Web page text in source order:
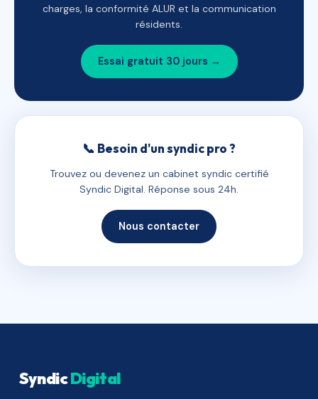
charges, la conformité ALUR et la communication
résidents.
Essai gratuit 30 jours →
📞 Besoin d'un syndic pro ?
Trouvez ou devenez un cabinet syndic certifié
Syndic Digital. Réponse sous 24h.
Nous contacter
SyndicDigital